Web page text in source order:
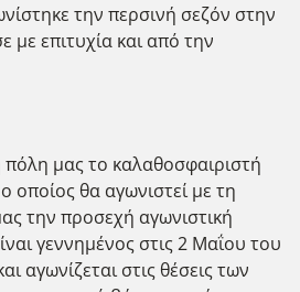
την περσινή σεζόν στην
με επιτυχία και από την
μας το καλαθοσφαιριστή
οποίος θα αγωνιστεί με τη
την προσεχή αγωνιστική
γεννημένος στις 2 Μαΐου του
αγωνίζεται στις θέσεις των